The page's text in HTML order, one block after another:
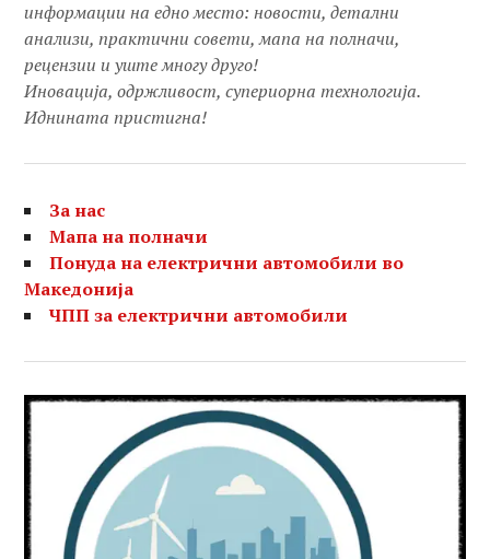
информации на едно место: новости, детални
анализи, практични совети, мапа на полначи,
рецензии и уште многу друго!
Иновација, одржливост, супериорна технологија.
Иднината пристигна!
За нас
Мапа на полначи
Понуда на електрични автомобили во
Македонија
ЧПП за електрични автомобили